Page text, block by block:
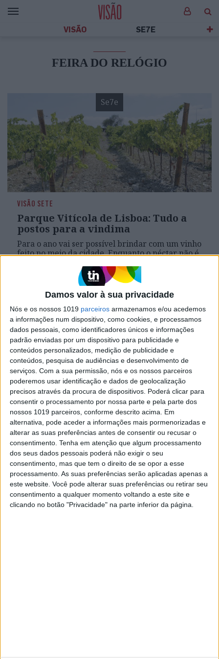
Damos valor à sua privacidade
Nós e os nossos 1019 parceiros armazenamos e/ou acedemos
a informações num dispositivo, como cookies, e processamos
dados pessoais, como identificadores únicos e informações
padrão enviadas por um dispositivo para publicidade e
conteúdos personalizados, medição de publicidade e
conteúdos, pesquisa de audiências e desenvolvimento de
serviços. Com a sua permissão, nós e os nossos parceiros
poderemos usar identificação e dados de geolocalização
precisos através da procura de dispositivos. Poderá clicar para
consentir o processamento por nossa parte e pela parte dos
nossos 1019 parceiros, conforme descrito acima. Em
alternativa, pode aceder a informações mais pormenorizadas e
alterar as suas preferências antes de consentir ou recusar o
consentimento. Tenha em atenção que algum processamento
dos seus dados pessoais poderá não exigir o seu
consentimento, mas que tem o direito de se opor a esse
processamento. As suas preferências serão aplicadas apenas a
este website. Você pode alterar suas preferências ou retirar seu
consentimento a qualquer momento voltando a este site e
clicando no botão "Privacidade" na parte inferior da página.
VISÃO SE7E
FEIRA DO RELÓGIO
Se7e
VISÃO SETE
Parque Vitícola de Lisboa: Tudo a
postos para a vindima
Para o ano vai ser possível brindar com um vinho
feito no meio da cidade. Enquanto o néctar não é
Lisboa, original espaço verde na zona oriental,
com vista para os aviões
Se7e
VISÃO SETE
O Gosto dos Outros... Lidija Kolovrat
Natural da Bósnia e a residir em Portugal há 25
anos, a designer de moda acaba de lançar a loja
online da sua marca. Em Lisboa, gosta de sair à
noite, de bons concertos, e de comprar o que a
terra dá